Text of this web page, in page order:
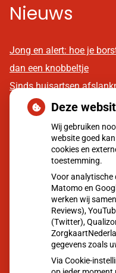
Nieuws
Jong en alert: hoe je
dan een knobbeltje
Sinds huisartsen
neemt gebruik toe
Eigen risico gaat onder
Schurft sinds corona
uitbraken fors gestegen
CZ vergoedt zorg van
revalidatieartsen niet
Moet ik
Deze
Wij gebruiken
website goed
cookies en
toestemming.
Voor analytische
Matomo en
werken wij
Reviews),
(Twitter),
gegevens zoals
Via Cookie-